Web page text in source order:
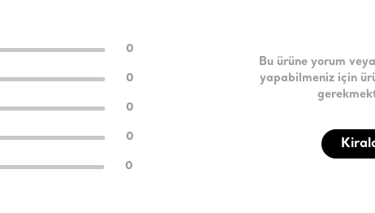
0
0
0
0
0
Bu ürüne yorum
yapabilmeniz için